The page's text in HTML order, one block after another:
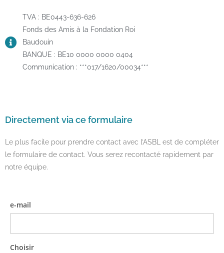
TVA : BE0443-636-626
Fonds des Amis à la Fondation Roi
Baudouin
BANQUE : BE10 0000 0000 0404
Communication : ***017/1620/00034***
Directement via ce formulaire
Le plus facile pour prendre contact avec l’ASBL est de compléter
le formulaire de contact. Vous serez recontacté rapidement par
notre équipe.
e-mail
Choisir